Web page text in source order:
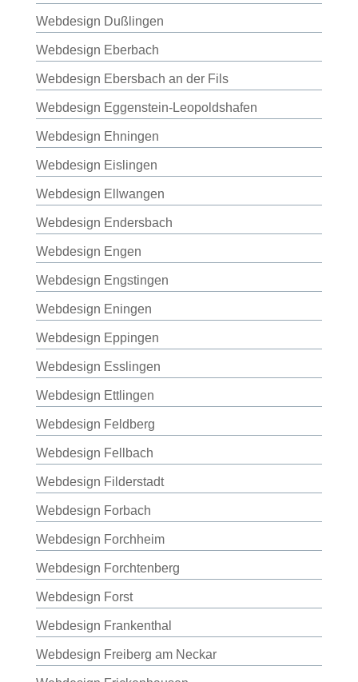
Webdesign Dußlingen
Webdesign Eberbach
Webdesign Ebersbach an der Fils
Webdesign Eggenstein-Leopoldshafen
Webdesign Ehningen
Webdesign Eislingen
Webdesign Ellwangen
Webdesign Endersbach
Webdesign Engen
Webdesign Engstingen
Webdesign Eningen
Webdesign Eppingen
Webdesign Esslingen
Webdesign Ettlingen
Webdesign Feldberg
Webdesign Fellbach
Webdesign Filderstadt
Webdesign Forbach
Webdesign Forchheim
Webdesign Forchtenberg
Webdesign Forst
Webdesign Frankenthal
Webdesign Freiberg am Neckar